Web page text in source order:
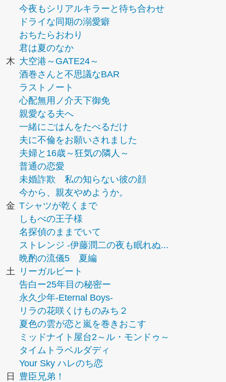
今夜もシリアルキラーと待ち合わせ
ドライな同期の溺愛癖
おちたらおわり
君は夏のなか
木 大空港～GATE24～
酒巻さんと不思議なBAR
ラストノート
心配無用ノ介天下御免
親愛なる夫へ
一緒にごはんをたべるだけ
夫に不倫をお願いされました
夫婦と16歳～狂気の隣人～
普通の恋愛
未婚詐欺 私の知らない彼の顔
今から、親友やめようか。
金 Tシャツが乾くまで
しもべの王子様
名探偵のままでいて
ストレンジ -伊藤潤二の夜も眠れぬ...
晩酌の流儀5 夏編
土
リーガルビート
告白ー25年目の秘密ー
永久少年-Eternal Boys-
リラの花咲くけものみち２
夏色の雲が恋と嵐を巻きおこす
ミッドナイト屋台2～ル・モンドゥ～
タイムトラベルダディ
Your Sky ハレのち恋
日
豊臣兄弟！